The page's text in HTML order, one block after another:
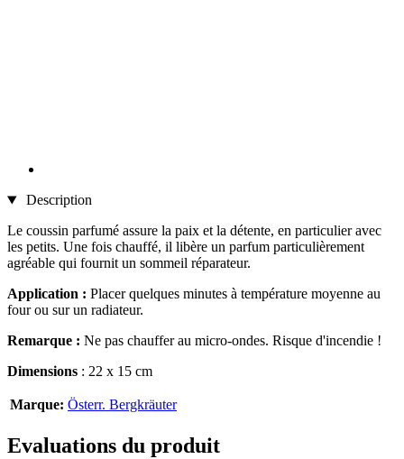
Description
Le coussin parfumé assure la paix et la détente, en particulier avec
les petits. Une fois chauffé, il libère un parfum particulièrement
agréable qui fournit un sommeil réparateur.
Application : Placer quelques minutes à température moyenne au
four ou sur un radiateur.
Remarque : Ne pas chauffer au micro-ondes. Risque d'incendie !
Dimensions : 22 x 15 cm
Marque: Österr. Bergkräuter
Evaluations du produit